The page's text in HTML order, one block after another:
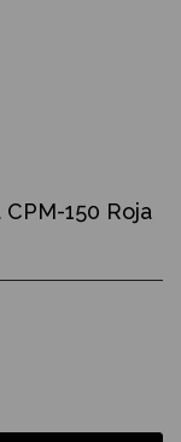
150 Roja